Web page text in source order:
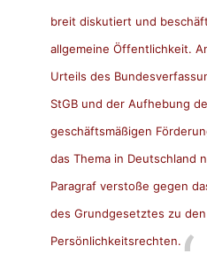
breit diskutiert und
allgemeine Öffentlichkeit.
Urteils des
StGB und der Aufhebung
geschäftsmäßigen
das Thema in Deutschland
Paragraf verstoße gegen
des Grundgesetztes zu
Persönlichkeitsrechten.